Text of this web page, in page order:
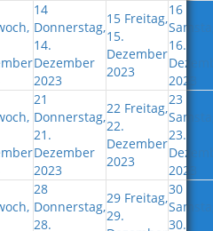
14
Donnerstag,
14.
Dezember
2023
15 Freitag,
15.
Dezember
2023
16
16.
2023
21
Donnerstag,
21.
Dezember
2023
22 Freitag,
22.
Dezember
2023
23
23.
2023
28
Donnerstag,
28.
29 Freitag,
29.
30
30.